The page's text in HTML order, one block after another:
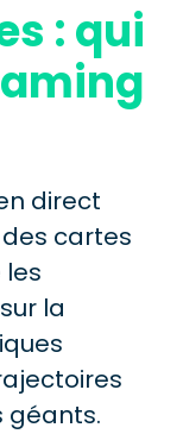
: qui
direct
cartes
la
géants.